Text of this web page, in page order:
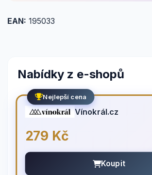
EAN: 195033
Nabídky z e-shopů
Nejlepší cena
Vínokrál.cz
279 Kč
Koupit